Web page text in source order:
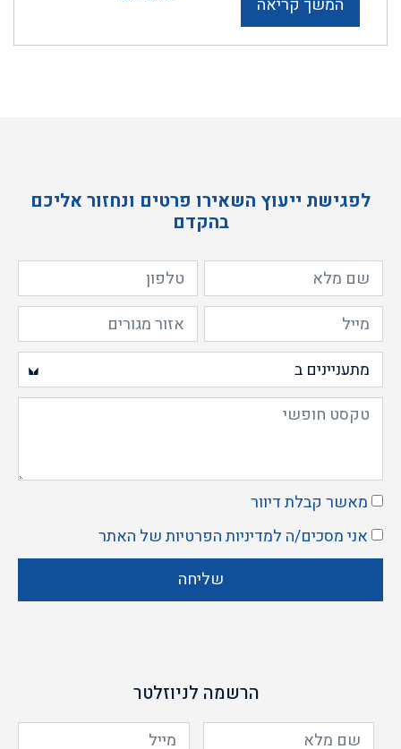
המשך קריאה
לפגישת ייעוץ השאירו פרטים ונחזור אליכם
בהקדם
מאשר קבלת דיוור
אני מסכים/ה למדיניות הפרטיותשל האתר
שליחה
הרשמה לניוזלטר